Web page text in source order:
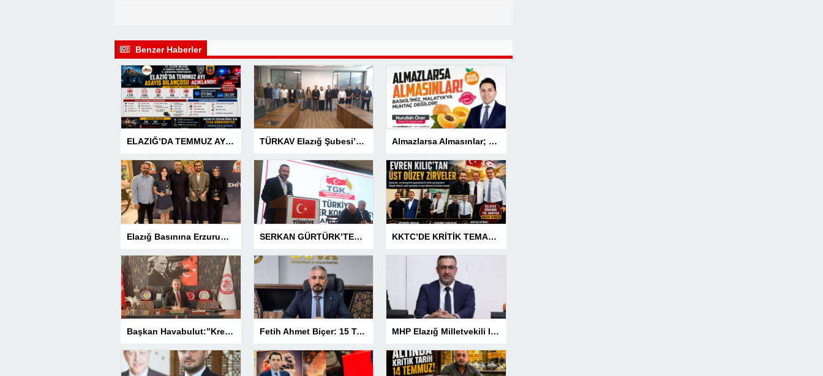
Benzer Haberler
ELAZIĞ’DA TEMMUZ AYI ASAYİŞ BİLANÇOSU AÇIKLANDI: 1 AYDA 1.032 ŞAHIS YAKALANDI, 207 TUTUKLAMA TÜRKAV Elazığ Şubesi’nden güçlü başlangıç: Kamuda liyakatin en gür sesi olacağız Almazlarsa Almasınlar; Baskilimiz Malatya’ya Muhtaç Değildir
Elazığ Basınına Erzurum’da 3 Ödül SERKAN GÜRTÜRK’TEN BASIN MESLEK YASASI VURGUSU! KKTC’DE KRİTİK TEMASLAR! EVREN KILIÇ’TAN ÜST DÜZEY ZİRVELER
Başkan Havabulut:”Kredi Kartı Komisyonları Esnafın Kazancını Eritiyor” Fetih Ahmet Biçer: 15 Temmuz, Geleceğe Karşı Taşıdığımız Sorumluluğu Hatırlatan Bir Milattır MHP Elazığ Milletvekili IŞ IKVER: 15 TEMMUZ HAİN FETÖ KALKIŞMASI TÜRKİYE’Yİ İŞGAL GİRİŞİMİDİR